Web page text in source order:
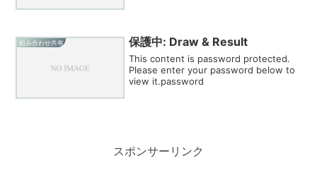
組み合わせ共有 保護中: Draw & Result
This content is password protected.
Please enter your password below to
view it.password
スポンサーリンク